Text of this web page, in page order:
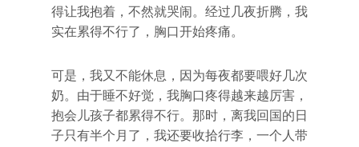
得让我抱着，不然就哭闹。经过几夜折腾，我
实在累得不行了，胸口开始疼痛。
可是，我又不能休息，因为每夜都要喂好几次
奶。由于睡不好觉，我胸口疼得越来越厉害，
抱会儿孩子都累得不行。那时，离我回国的日
子只有半个月了，我还要收拾行李，一个人带